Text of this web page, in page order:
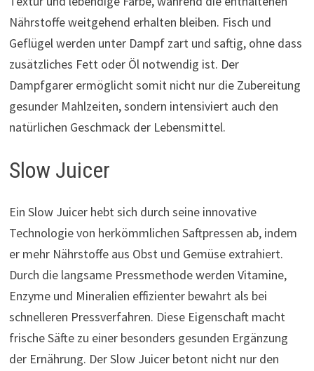
Nährstoffe weitgehend erhalten bleiben. Fisch und
Geflügel werden unter Dampf zart und saftig, ohne dass
zusätzliches Fett oder Öl notwendig ist. Der
Dampfgarer ermöglicht somit nicht nur die Zubereitung
gesunder Mahlzeiten, sondern intensiviert auch den
natürlichen Geschmack der Lebensmittel.
Slow Juicer
Ein Slow Juicer hebt sich durch seine innovative
Technologie von herkömmlichen Saftpressen ab, indem
er mehr Nährstoffe aus Obst und Gemüse extrahiert.
Durch die langsame Pressmethode werden Vitamine,
Enzyme und Mineralien effizienter bewahrt als bei
schnelleren Pressverfahren. Diese Eigenschaft macht
frische Säfte zu einer besonders gesunden Ergänzung
der Ernährung. Der Slow Juicer betont nicht nur den